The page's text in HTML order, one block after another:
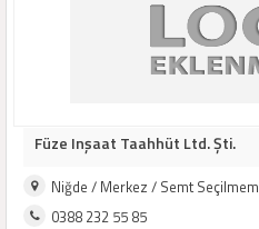
Füze Inşaat Taahhüt Ltd. Şti.
Niğde / Merkez / Semt
0388 232 55 85